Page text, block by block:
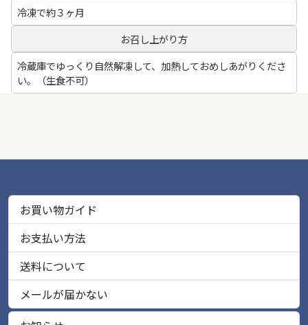
冷凍で約３ヶ月
お召し上がり方
冷蔵庫でゆっくり自然解凍して、加熱しておめしあがりくださ
い。（生食不可）
お買い物ガイド
お支払い方法
送料について
メールが届かない